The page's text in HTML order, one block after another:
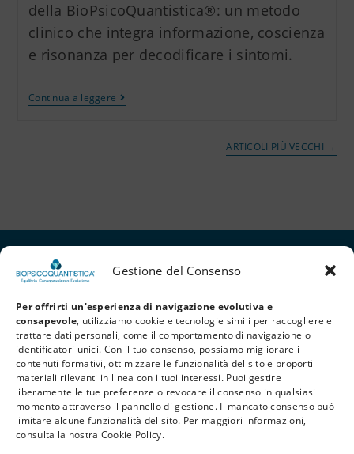
Gestione del Consenso
Per offrirti un'esperienza di navigazione evolutiva e
consapevole, utilizziamo cookie e tecnologie simili per raccogliere e
trattare dati personali, come il comportamento di navigazione o
identificatori unici. Con il tuo consenso, possiamo migliorare i
contenuti formativi, ottimizzare le funzionalità del sito e proporti
materiali rilevanti in linea con i tuoi interessi. Puoi gestire
liberamente le tue preferenze o revocare il consenso in qualsiasi
momento attraverso il pannello di gestione. Il mancato consenso può
limitare alcune funzionalità del sito. Per maggiori informazioni,
consulta la nostra Cookie Policy.
della BioPsicoQuantistica®: un metodo
clinico che integra informazione, coscienza
e risonanza per decodificare i sintomi.
Continua a leggere
ARTICOLI PIÙ VECCHI →
Privacy Policy Cookie Policy Termini e Condizioni
© 2026 BioPsicoQuantistica® – Tutti i diritti riservati. Powered byAthena
Company